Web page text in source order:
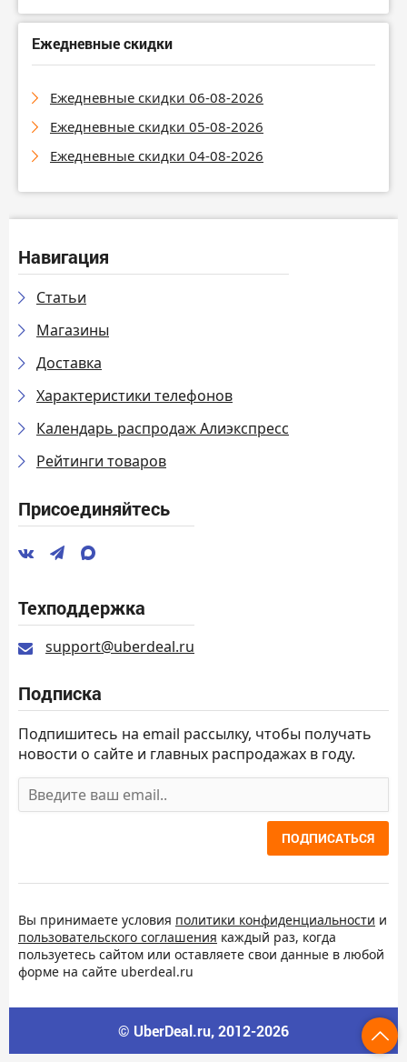
Ежедневные скидки
Ежедневные скидки 06-08-2026
Ежедневные скидки 05-08-2026
Ежедневные скидки 04-08-2026
Навигация
Статьи
Магазины
Доставка
Характеристики телефонов
Календарь распродаж Алиэкспресс
Рейтинги товаров
Присоединяйтесь
Техподдержка
support@uberdeal.ru
Подписка
Подпишитесь на email рассылку, чтобы получать
новости о сайте и главных распродажах в году.
ПОДПИСАТЬСЯ
Вы принимаете условия политики конфиденциальности и
пользовательского соглашения каждый раз, когда
пользуетесь сайтом или оставляете свои данные в любой
форме на сайте uberdeal.ru
© UberDeal.ru, 2012-2026